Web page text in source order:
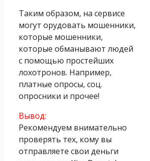
Таким образом, на сервисе
могут орудовать мошенники,
которые мошенники,
которые обманывают людей
с помощью простейших
лохотронов. Например,
платные опросы, соц.
опросники и прочее!
Вывод:
Рекомендуем внимательно
проверять тех, кому вы
отправляете свои деньги